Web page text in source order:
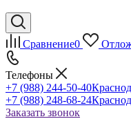
Сравнение0
Телефоны
+7 (988) 244-50-40
+7 (988) 248-68-24
Заказать звонок